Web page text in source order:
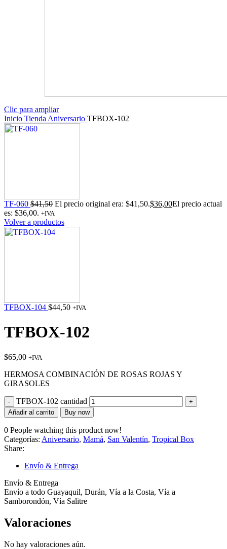
Clic para ampliar
Inicio Tienda Aniversario TFBOX-102
TF-060 $41,50 El precio original era: $41,50.$36,00El precio actual
es: $36,00. +IVA
Volver a productos
TFBOX-104 $44,50 +IVA
TFBOX-102
$65,00 +IVA
HERMOSA COMBINACIÓN DE ROSAS ROJAS Y
GIRASOLES
TFBOX-102 cantidad
Añadir al carrito Buy now
0 People watching this product now!
Categorías: Aniversario, Mamá, San Valentín, Tropical Box
Share:
Envío & Entrega
Envío & Entrega
Envío a todo Guayaquil, Durán, Vía a la Costa, Vía a
Samborondón, Vía Salitre
Valoraciones
No hay valoraciones aún.